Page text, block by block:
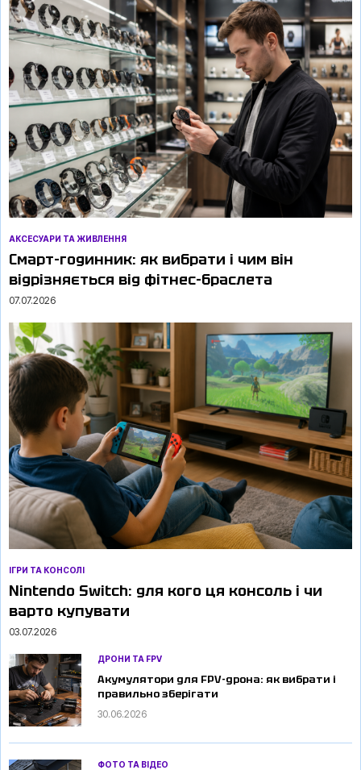
АКСЕСУАРИ ТА ЖИВЛЕННЯ
Смарт-годинник: як вибрати і чим він
відрізняється від фітнес-браслета
07.07.2026
ІГРИ ТА КОНСОЛІ
Nintendo Switch: для кого ця консоль і чи
варто купувати
03.07.2026
ДРОНИ ТА FPV
Акумулятори для FPV-дрона: як вибрати і
правильно зберігати
30.06.2026
ФОТО ТА ВІДЕО